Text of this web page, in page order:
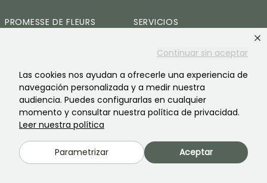
Continuar sin aceptar
Las cookies nos ayudan a ofrecerle una experiencia de
navegación personalizada y a medir nuestra
audiencia. Puedes configurarlas en cualquier
momento y consultar nuestra política de privacidad.
Leer nuestra política
Parametrizar Aceptar
PROMESSE DE FLEURS
Nuestra historia
Nuestras plantas
Nuestros compromisos
Responsabilidad social
SERVICIOS
Preparación de pedidos
Entregas
Garantía de las plantas
Pago seguro
Pedido sin plástico